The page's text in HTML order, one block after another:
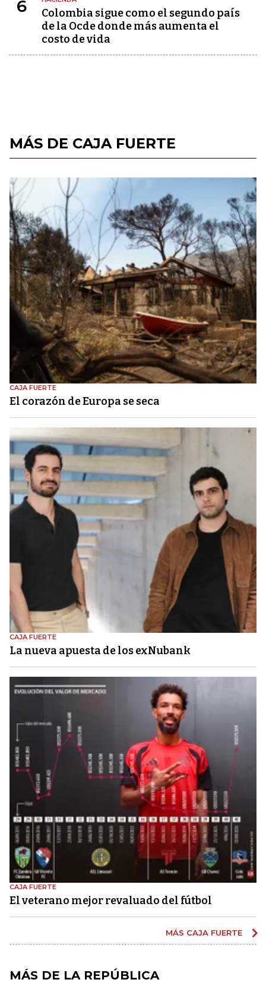
6
Colombia sigue como el segundo país
de la Ocde donde más aumenta el
costo de vida
MÁS DE CAJA FUERTE
CAJA FUERTE
El corazón de Europa se seca
CAJA FUERTE
La nueva apuesta de los exNubank
CAJA FUERTE
El veterano mejor revaluado del fútbol
MÁS CAJA FUERTE
MÁS DE LA REPÚBLICA